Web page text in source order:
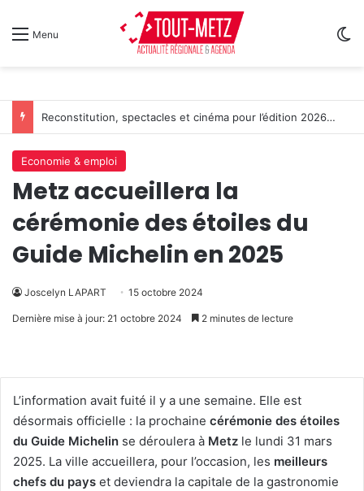
Menu
Reconstitution, spectacles et cinéma pour l’édition 2026 de « Ça tombe comme à Gravelotte »
Economie & emploi
Metz accueillera la
cérémonie des étoiles du
Guide Michelin en 2025
Joscelyn LAPART 15 octobre 2024
Dernière mise à jour: 21 octobre 2024 2 minutes de lecture
L’information avait fuité il y a une semaine. Elle est
désormais officielle : la prochaine cérémonie des étoiles
du Guide Michelin se déroulera à Metz le lundi 31 mars
2025. La ville accueillera, pour l’occasion, les meilleurs
chefs du pays et deviendra la capitale de la gastronomie